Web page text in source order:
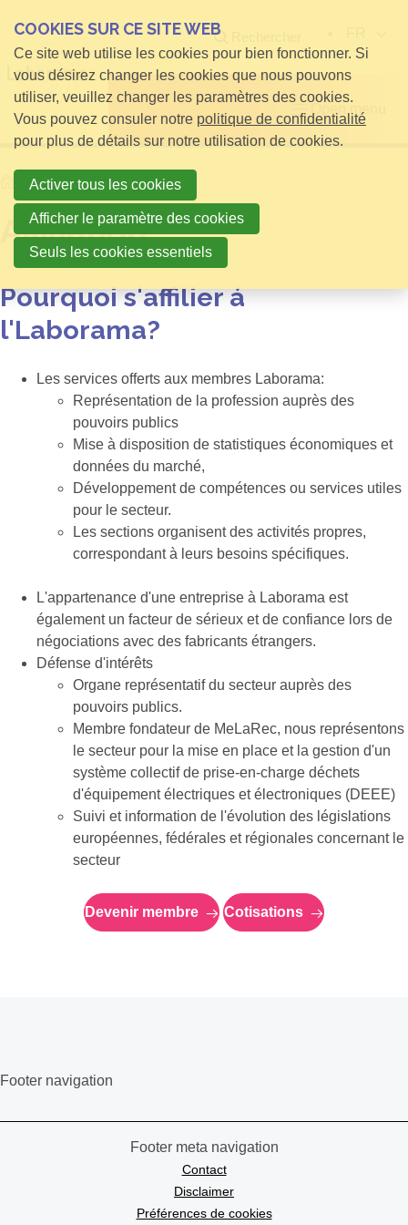
Open menu
HomeAffiliation
Affiliation
Pourquoi s'affilier á
l'Laborama?
Les services offerts aux membres Laborama:
Représentation de la profession auprès des
pouvoirs publics
Mise à disposition de statistiques économiques et
données du marché,
Développement de compétences ou services utiles
pour le secteur.
Les sections organisent des activités propres,
correspondant à leurs besoins spécifiques.
L'appartenance d'une entreprise à Laborama est
également un facteur de sérieux et de confiance lors de
négociations avec des fabricants étrangers.
Défense d'intérêts
Organe représentatif du secteur auprès des
pouvoirs publics.
Membre fondateur de MeLaRec, nous représentons
le secteur pour la mise en place et la gestion d'un
système collectif de prise-en-charge déchets
d'équipement électriques et électroniques (DEEE)
Suivi et information de l'évolution des législations
européennes, fédérales et régionales concernant le
secteur
Devenir membre Cotisations
Footer navigation
Footer meta navigation
Contact
Disclaimer
Préférences de cookies
COOKIES SUR CE SITE WEB
Ce site web utilise les cookies pour bien fonctionner. Si
vous désirez changer les cookies que nous pouvons
utiliser, veuillez changer les paramètres des cookies.
Vous pouvez consuler notre politique de confidentialité
pour plus de détails sur notre utilisation de cookies.
Activer tous les cookies
Afficher le paramètre des cookies
Seuls les cookies essentiels